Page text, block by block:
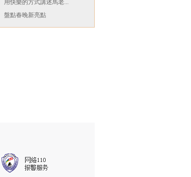
用快樂的方式講述馬老...
盤點春晚新亮點